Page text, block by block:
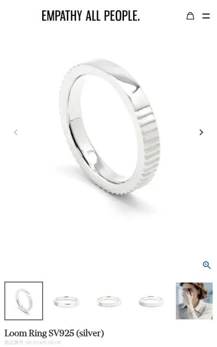
LOGIN / LOGOUT
GOLD COLOR｜ ゴールドカラー
シルバーカラー
EARCUFF｜イヤカフ
BRACELET｜
Loom Ring SV925 (silver)
商品番号 ARG9A48W01E08